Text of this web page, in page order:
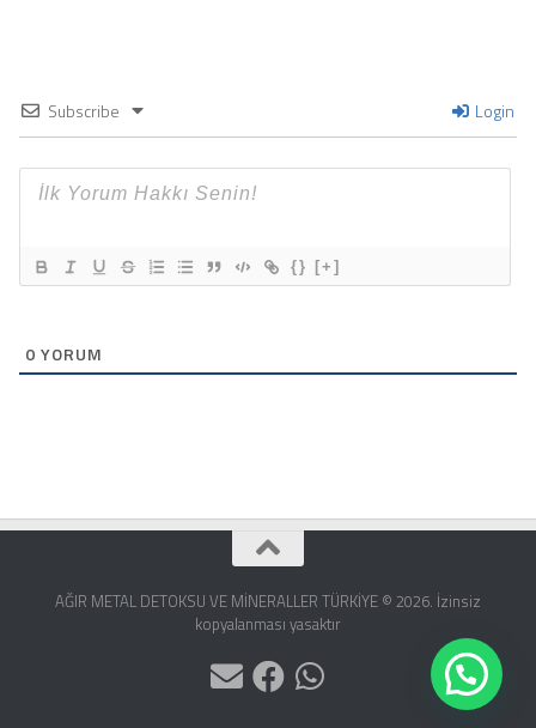
Subscribe Login
{} [+]
0 YORUM
AĞIR METAL DETOKSU VE MİNERALLER TÜRKİYE © 2026. İzinsiz
kopyalanması yasaktır